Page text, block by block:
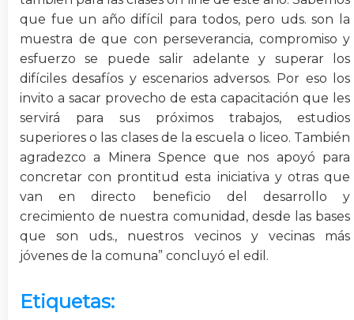
que fue un año difícil para todos, pero uds. son la
muestra de que con perseverancia, compromiso y
esfuerzo se puede salir adelante y superar los
difíciles desafíos y escenarios adversos. Por eso los
invito a sacar provecho de esta capacitación que les
servirá para sus próximos trabajos, estudios
superiores o las clases de la escuela o liceo. También
agradezco a Minera Spence que nos apoyó para
concretar con prontitud esta iniciativa y otras que
van en directo beneficio del desarrollo y
crecimiento de nuestra comunidad, desde las bases
que son uds., nuestros vecinos y vecinas más
jóvenes de la comuna” concluyó el edil.
Etiquetas: